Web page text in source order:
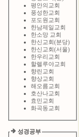
평안의교회
풍성한교회
포도원교회
한남제일교회
한소망 교회
한신교회(분당)
한신교회(서울)
한우리교회
할렐루야교회
향린교회
향상교회
해오름교회
호산나교회
효민교회
화곡동교회
성경공부